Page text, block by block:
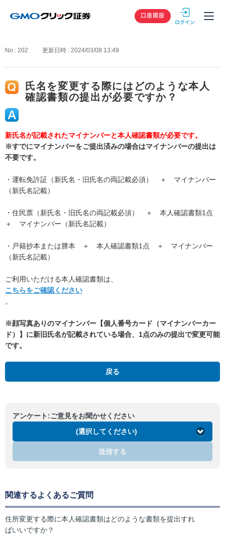
GMOクリック
口座開設
No : 202 更新日時 : 2024/03/08 13:49
氏名を変更する際にはどのような本人
確認書類の提出が必要ですか？
新氏名が記載されたマイナンバーと本人確認書類が必要です。
※すでにマイナンバーをご提出済みの場合はマイナンバーの提出は
不要です。
・運転免許証（新氏名・旧氏名の両記載必須） ＋ マイナンバー
（新氏名記載）
・住民票（新氏名・旧氏名の両記載必須） ＋ 本人確認書類1点
＋ マイナンバー（新氏名記載）
・戸籍抄本または謄本 ＋ 本人確認書類1点 ＋ マイナンバー
（新氏名記載）
ご利用いただける本人確認書類は、
こちらをご確認ください
。
※顔写真ありのマイナンバー【個人番号カード（マイナンバーカー
ド）】に新旧氏名が記載されている場合、1点のみの提出で変更可能
です。
戻る
アンケート:ご意見をお聞かせください
(選択してください)
送信する
関連するよくあるご質問
住所変更する際に本人確認書類はどのような書類を提出すれ
ばいいですか？